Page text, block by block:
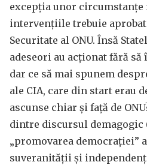
excepția unor
intervențiile trebuie
Securitate al ONU. Însă
adeseori au acționat fără să
dar ce să mai spunem
ale CIA, care din start erau
ascunse chiar și față de
dintre discursul demagogic
„promovarea democrației”
suveranității și